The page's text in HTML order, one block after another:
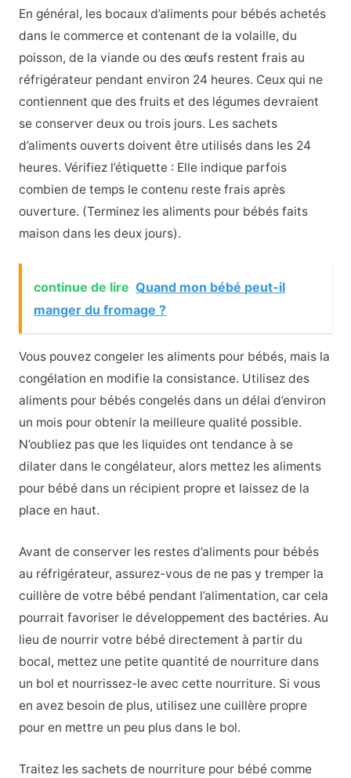
En général, les bocaux d’aliments pour bébés achetés
dans le commerce et contenant de la volaille, du
poisson, de la viande ou des œufs restent frais au
réfrigérateur pendant environ 24 heures. Ceux qui ne
contiennent que des fruits et des légumes devraient
se conserver deux ou trois jours. Les sachets
d’aliments ouverts doivent être utilisés dans les 24
heures. Vérifiez l’étiquette : Elle indique parfois
combien de temps le contenu reste frais après
ouverture. (Terminez les aliments pour bébés faits
maison dans les deux jours).
continue de lire Quand mon bébé peut-il
manger du fromage ?
Vous pouvez congeler les aliments pour bébés, mais la
congélation en modifie la consistance. Utilisez des
aliments pour bébés congelés dans un délai d’environ
un mois pour obtenir la meilleure qualité possible.
N’oubliez pas que les liquides ont tendance à se
dilater dans le congélateur, alors mettez les aliments
pour bébé dans un récipient propre et laissez de la
place en haut.
Avant de conserver les restes d’aliments pour bébés
au réfrigérateur, assurez-vous de ne pas y tremper la
cuillère de votre bébé pendant l’alimentation, car cela
pourrait favoriser le développement des bactéries. Au
lieu de nourrir votre bébé directement à partir du
bocal, mettez une petite quantité de nourriture dans
un bol et nourrissez-le avec cette nourriture. Si vous
en avez besoin de plus, utilisez une cuillère propre
pour en mettre un peu plus dans le bol.
Traitez les sachets de nourriture pour bébé comme